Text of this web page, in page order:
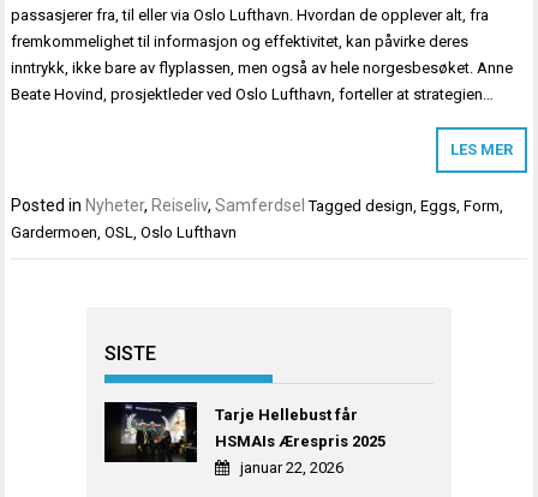
passasjerer fra, til eller via Oslo Lufthavn. Hvordan de opplever alt, fra
fremkommelighet til informasjon og effektivitet, kan påvirke deres
inntrykk, ikke bare av flyplassen, men også av hele norgesbesøket. Anne
Beate Hovind, prosjektleder ved Oslo Lufthavn, forteller at strategien…
LES MER
Posted in Nyheter, Reiseliv,Samferdsel Taggeddesign,Eggs,Form,
Gardermoen,OSL,Oslo Lufthavn
SISTE
Tarje Hellebust får
HSMAIs Ærespris 2025
januar 22, 2026